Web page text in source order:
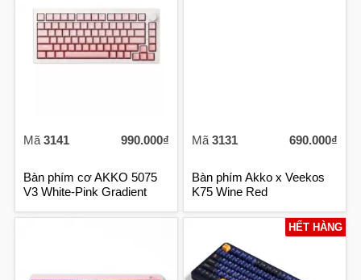
Mã 3141 990.000₫
Bàn phím cơ AKKO 5075
V3 White-Pink Gradient
Mã 3131 690.000₫
Bàn phím Akko x Veekos
K75 Wine Red
HẾT HÀNG